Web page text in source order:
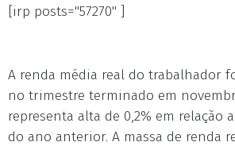
[irp posts="57270" ]
A renda média real do trabalhador
no trimestre terminado em
representa alta de 0,2% em relação
do ano anterior. A massa de renda